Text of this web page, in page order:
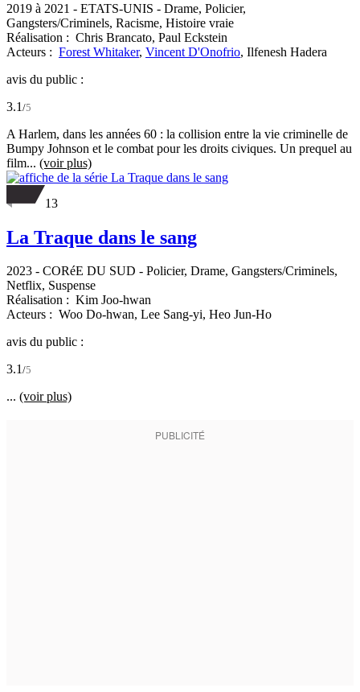
2019 à 2021 - ETATS-UNIS - Drame, Policier,
Gangsters/Criminels, Racisme, Histoire vraie
Réalisation : Chris Brancato, Paul Eckstein
Acteurs : Forest Whitaker, Vincent D'Onofrio, Ilfenesh Hadera
avis du public :
3.1 /5
A Harlem, dans les années 60 : la collision entre la vie criminelle de
Bumpy Johnson et le combat pour les droits civiques. Un prequel au
film... (voir plus)
13
La Traque dans le sang
2023 - CORéE DU SUD - Policier, Drame, Gangsters/Criminels,
Netflix, Suspense
Réalisation : Kim Joo-hwan
Acteurs : Woo Do-hwan, Lee Sang-yi, Heo Jun-Ho
avis du public :
3.1/5
... (voir plus)